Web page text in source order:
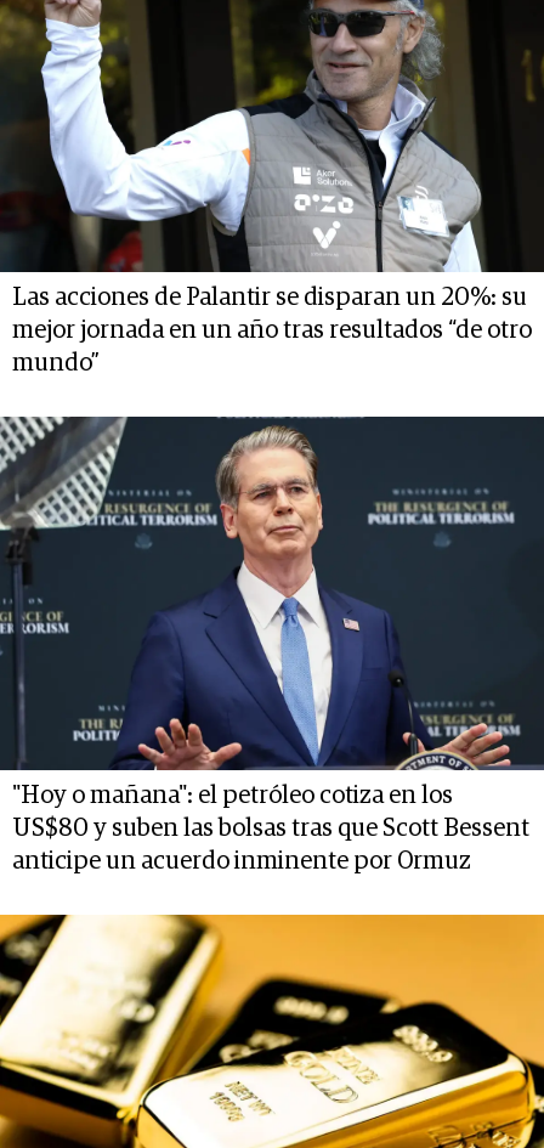
Las acciones de Palantir se disparan un 20%: su
mejor jornada en un año tras resultados “de otro
mundo”
"Hoy o mañana": el petróleo cotiza en los
US$80 y suben las bolsas tras que Scott Bessent
anticipe un acuerdo inminente por Ormuz